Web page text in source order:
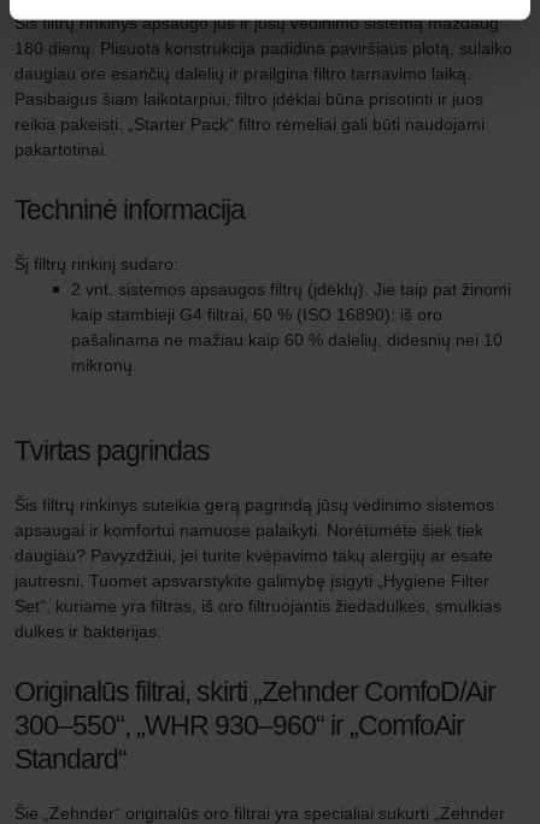
Šis filtrų rinkinys apsaugo jus ir jūsų vėdinimo sistemą maždaug
180 dienų. Plisuota konstrukcija padidina paviršiaus plotą, sulaiko
daugiau ore esančių dalelių ir prailgina filtro tarnavimo laiką.
Pasibaigus šiam laikotarpiui, filtro įdėklai būna prisotinti ir juos
reikia pakeisti. „Starter Pack“ filtro rėmeliai gali būti naudojami
pakartotinai.
Techninė informacija
Šį filtrų rinkinį sudaro:
2 vnt. sistemos apsaugos filtrų (įdėklų). Jie taip pat žinomi
kaip stambieji G4 filtrai, 60 % (ISO 16890): iš oro
pašalinama ne mažiau kaip 60 % dalelių, didesnių nei 10
mikronų.
Tvirtas pagrindas
Šis filtrų rinkinys suteikia gerą pagrindą jūsų vėdinimo sistemos
apsaugai ir komfortui namuose palaikyti. Norėtumėte šiek tiek
daugiau? Pavyzdžiui, jei turite kvėpavimo takų alergijų ar esate
jautresni. Tuomet apsvarstykite galimybę įsigyti „Hygiene Filter
Set“, kuriame yra filtras, iš oro filtruojantis žiedadulkes, smulkias
dulkes ir bakterijas.
Originalūs filtrai, skirti „Zehnder ComfoD/Air
300–550“, „WHR 930–960“ ir „ComfoAir
Standard“
Šie „Zehnder“ originalūs oro filtrai yra specialiai sukurti „Zehnder